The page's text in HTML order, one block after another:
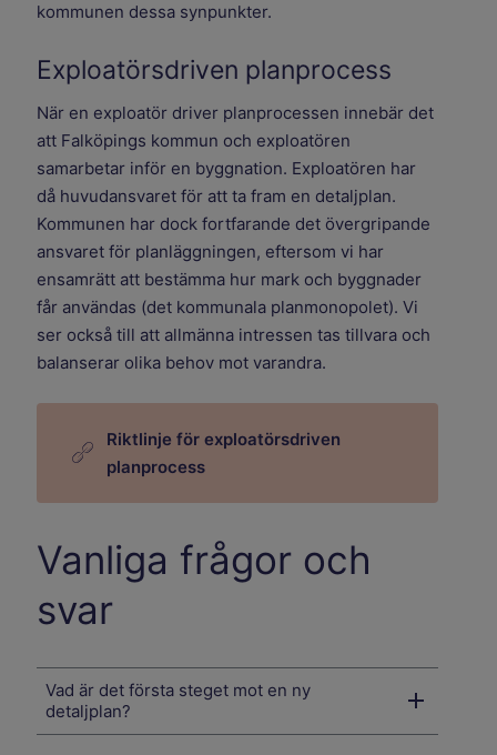
kommunen dessa synpunkter.
Exploatörsdriven planprocess
När en exploatör driver planprocessen innebär det
att Falköpings kommun och exploatören
samarbetar inför en byggnation. Exploatören har
då huvudansvaret för att ta fram en detaljplan.
Kommunen har dock fortfarande det övergripande
ansvaret för planläggningen, eftersom vi har
ensamrätt att bestämma hur mark och byggnader
får användas (det kommunala planmonopolet). Vi
ser också till att allmänna intressen tas tillvara och
balanserar olika behov mot varandra.
Riktlinje för exploatörsdriven
planprocess
Vanliga frågor och
svar
Vad är det första steget mot en ny
detaljplan?